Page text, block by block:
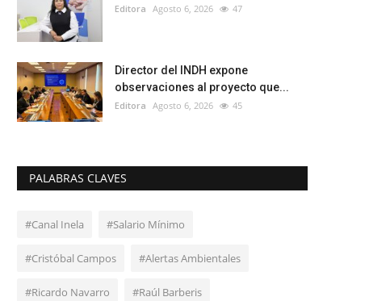
Editora Agosto 6, 2026 47
Director del INDH expone
observaciones al proyecto que...
Editora Agosto 6, 2026 45
PALABRAS CLAVES
#Canal Inela #Salario Mínimo
#Cristóbal Campos #Alertas Ambientales
#Ricardo Navarro #Raúl Barberis